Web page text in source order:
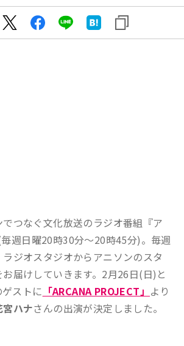
つなぐ文化放送のラジオ番組『ア
週日曜20時30分～20時45分)。毎週
ジオスタジオからアニソンのスタ
届けしていきます。2月26日(日)と
ストに 「ARCANA PROJECT」 より
宮ハナさんの出演が決定しました。